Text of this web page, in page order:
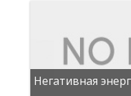
Негативная